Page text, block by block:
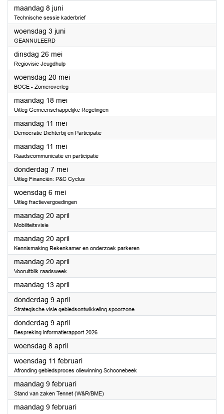
maandag 8 juni2026
Technische sessie kaderbrief
woensdag 3 juni2026
GEANNULEERD
dinsdag 26 mei2026
Regiovisie Jeugdhulp
woensdag 20 mei2026
BOCE - Zomeroverleg
maandag 18 mei2026
Uitleg Gemeenschappelijke Regelingen
maandag 11 mei2026
Democratie Dichterbij en Participatie
maandag 11 mei2026
Raadscommunicatie en participatie
donderdag 7 mei2026
Uitleg Financiën: P&C Cyclus
woensdag 6 mei2026
Uitleg fractievergoedingen
maandag 20 april2026
Mobiliteitsvisie
maandag 20 april2026
Kennismaking Rekenkamer en onderzoek parkeren
maandag 20 april2026
Vooruitblik raadsweek
maandag 13 april2026
donderdag 9 april2026
Strategische visie gebiedsontwikkeling spoorzone
donderdag 9 april2026
Bespreking informatierapport 2026
woensdag 8 april2026
woensdag 11 februari2026
Afronding gebiedsproces oliewinning Schoonebeek
maandag 9 februari2026
Stand van zaken Tennet (W&R/BME)
maandag 9 februari2026